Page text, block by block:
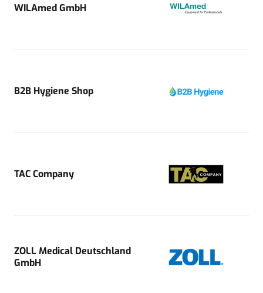
WILAmed GmbH
B2B Hygiene Shop
TAC Company
ZOLL Medical Deutschland
GmbH